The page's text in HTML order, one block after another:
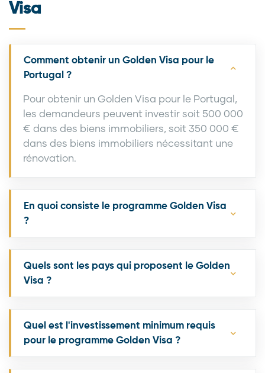
Visa
Comment obtenir un Golden Visa pour le
Portugal ?
Pour obtenir un Golden Visa pour le Portugal,
les demandeurs peuvent investir soit 500 000
€ dans des biens immobiliers, soit 350 000 €
dans des biens immobiliers nécessitant une
rénovation.
En quoi consiste le programme Golden Visa
?
Quels sont les pays qui proposent le Golden
Visa ?
Quel est l'investissement minimum requis
pour le programme Golden Visa ?